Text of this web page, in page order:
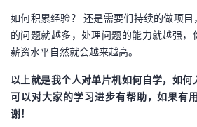
如何积累经验？ 还是需要们持续的做项
的问题就越多，处理问题的能力就越强，
薪资水平自然就会越来越高。
以上就是我个人对单片机如何自学，如
可以对大家的学习进步有帮助，如果有
谢！